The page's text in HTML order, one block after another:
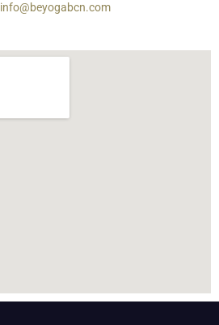
info@beyogabcn.com